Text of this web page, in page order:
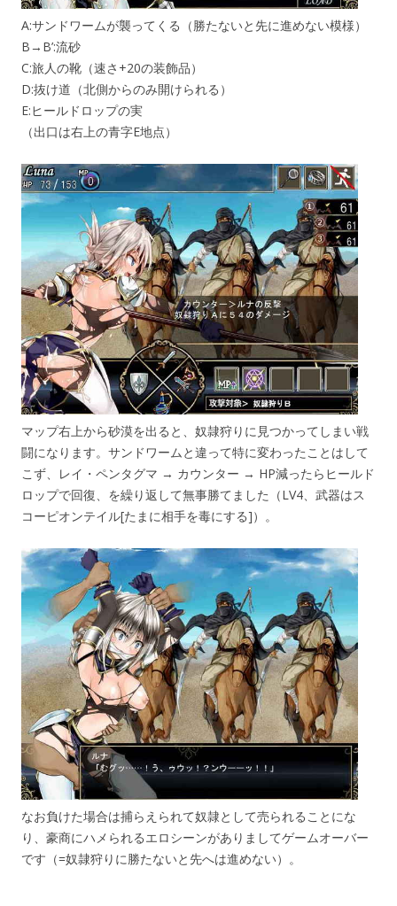
A:サンドワームが襲ってくる（勝たないと先に進めない模様）
B→B’:流砂
C:旅人の靴（速さ+20の装飾品）
D:抜け道（北側からのみ開けられる）
E:ヒールドロップの実
（出口は右上の青字E地点）
マップ右上から砂漠を出ると、奴隷狩りに見つかってしまい戦
闘になります。サンドワームと違って特に変わったことはして
こず、レイ・ペンタグマ → カウンター → HP減ったらヒールド
ロップで回復、を繰り返して無事勝てました（LV4、武器はス
コーピオンテイル[たまに相手を毒にする]）。
なお負けた場合は捕らえられて奴隷として売られることにな
り、豪商にハメられるエロシーンがありましてゲームオーバー
です（=奴隷狩りに勝たないと先へは進めない）。